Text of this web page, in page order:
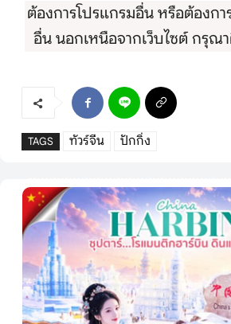
ต้องการโปรแกรมอื่น หรือต้องกา
อื่น นอกเหนือจากเว็บไซต์ กรุณ
TAGS ทัวร์จีน ปักกิ่ง